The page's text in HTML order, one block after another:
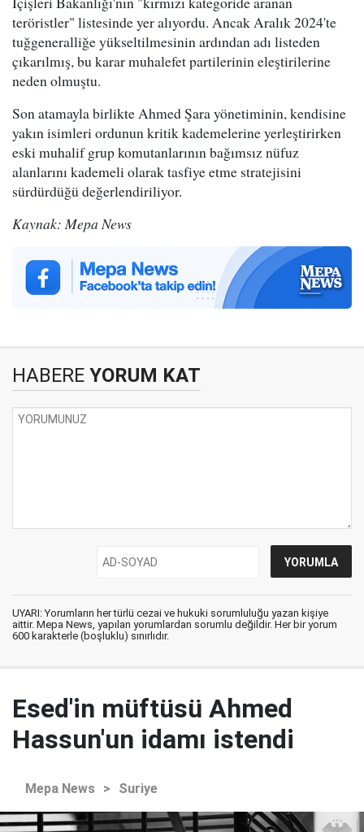
teröristler" listesinde yer alıyordu. Ancak Aralık 2024'te
tuğgeneralliğe yükseltilmesinin ardından adı listeden
çıkarılmış, bu karar muhalefet partilerinin eleştirilerine
neden olmuştu.
Son atamayla birlikte Ahmed Şara yönetiminin, kendisine
yakın isimleri ordunun kritik kademelerine yerleştirirken
eski muhalif grup komutanlarının bağımsız nüfuz
alanlarını kademeli olarak tasfiye etme stratejisini
sürdürdüğü değerlendiriliyor.
Kaynak: Mepa News
HABERE YORUM KAT
UYARI: Yorumların her türlü cezai ve hukuki sorumluluğu yazan kişiye
aittir. Mepa News, yapılan yorumlardan sorumlu değildir. Her bir yorum
600 karakterle (boşluklu) sınırlıdır.
Esed'in müftüsü Ahmed
Hassun'un idamı istendi
Mepa News > Suriye